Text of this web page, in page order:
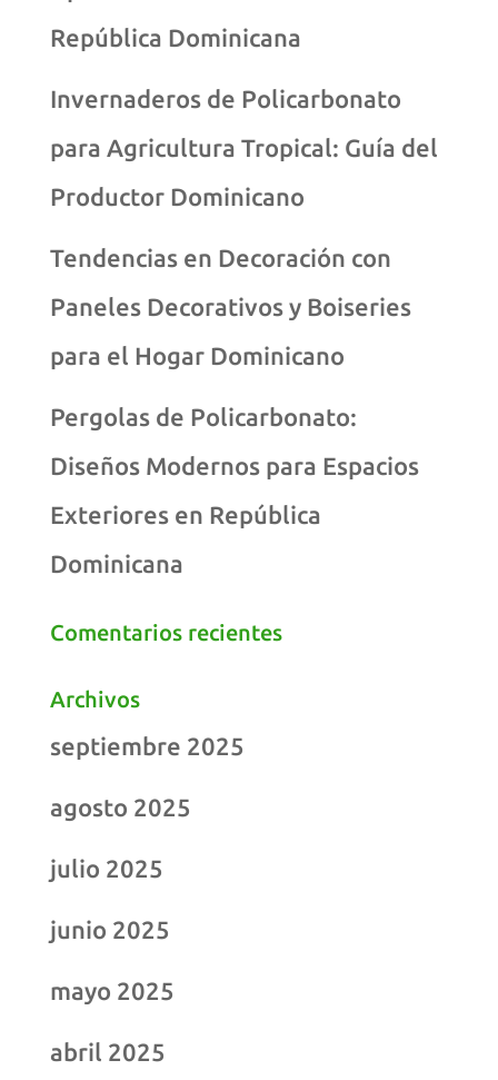
República Dominicana
Invernaderos de Policarbonato
para Agricultura Tropical: Guía del
Productor Dominicano
Tendencias en Decoración con
Paneles Decorativos y Boiseries
para el Hogar Dominicano
Pergolas de Policarbonato:
Diseños Modernos para Espacios
Exteriores en República
Dominicana
Comentarios recientes
Archivos
septiembre 2025
agosto 2025
julio 2025
junio 2025
mayo 2025
abril 2025